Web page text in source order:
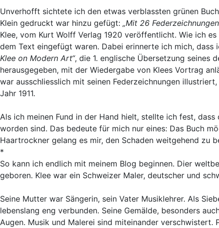
Unverhofft sichtete ich den etwas verblassten grünen
Klein gedruckt war hinzu gefügt: „Mit 26
Klee, vom Kurt Wolff Verlag 1920 veröffentlicht. Wie ich
dem Text eingefügt waren. Dabei erinnerte ich mich,
Klee on Modern Art“, die 1. englische Übersetzung seines
herausgegeben, mit der Wiedergabe von Klees Vortrag
war ausschliesslich mit seinen Federzeichnungen
Jahr 1911.
Als ich meinen Fund in der Hand hielt, stellte ich fest,
worden sind. Das bedeute für mich nur eines: Das Buch
Haartrockner gelang es mir, den Schaden weitgehend zu
*
So kann ich endlich mit meinem Blog beginnen. Dier
geboren. Klee war ein Schweizer Maler, deutscher und
Seine Mutter war Sängerin, sein Vater Musiklehrer. Als
lebenslang eng verbunden. Seine Gemälde, besonders
Augen. Musik und Malerei sind miteinander